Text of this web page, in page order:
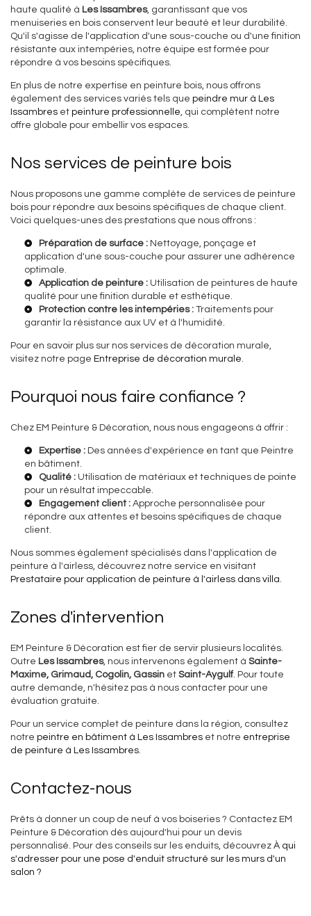
haute qualité à Les Issambres, garantissant que vos
menuiseries en bois conservent leur beauté et leur durabilité.
Qu'il s'agisse de l'application d'une sous-couche ou d'une finition
résistante aux intempéries, notre équipe est formée pour
répondre à vos besoins spécifiques.
En plus de notre expertise en peinture bois, nous offrons
également des services variés tels que peindre mur à Les
Issambres et peinture professionnelle , qui complètent notre
offre globale pour embellir vos espaces.
Nos services de peinture bois
Nous proposons une gamme complète de services de peinture
bois pour répondre aux besoins spécifiques de chaque client.
Voici quelques-unes des prestations que nous offrons :
Préparation de surface : Nettoyage, ponçage et
application d'une sous-couche pour assurer une adhérence
optimale.
Application de peinture : Utilisation de peintures de haute
qualité pour une finition durable et esthétique.
Protection contre les intempéries : Traitements pour
garantir la résistance aux UV et à l'humidité.
Pour en savoir plus sur nos services de décoration murale,
visitez notre page Entreprise de décoration murale
Pourquoi nous faire confiance ?
Chez EM Peinture & Décoration, nous nous engageons à offrir :
Expertise : Des années d'expérience en tant que Peintre
en bâtiment
Qualité : Utilisation de matériaux et techniques de pointe
pour un résultat impeccable.
Engagement client : Approche personnalisée pour
répondre aux attentes et besoins spécifiques de chaque
client.
Nous sommes également spécialisés dans l'application de
peinture à l'airless, découvrez notre service en visitant
Prestataire pour application de peinture à l'airless dans villa
Zones d'intervention
EM Peinture & Décoration est fier de servir plusieurs localités.
Outre Les Issambres, nous intervenons également à Sainte-
Maxime, Grimaud, Cogolin, Gassin et Saint-Aygulf. Pour toute
autre demande, n'hésitez pas à nous contacter pour une
évaluation gratuite.
Pour un service complet de peinture dans la région, consultez
notre peintre en bâtiment à Les Issambres et notre entreprise
de peinture à Les Issambres
Contactez-nous
Prêts à donner un coup de neuf à vos boiseries ? Contactez EM
Peinture & Décoration dès aujourd'hui pour un devis
personnalisé. Pour des conseils sur les enduits, découvrez À qui
s'adresser pour une pose d'enduit structuré sur les murs d'un
salon ?